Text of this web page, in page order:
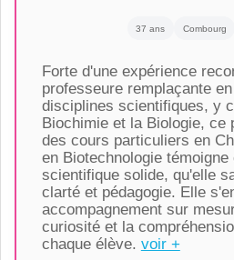
37 ans Combourg
Forte d'une expérience
professeure remplaçante
disciplines scientifiques, y
Biochimie et la Biologie, ce
des cours particuliers en
en Biotechnologie
scientifique solide, qu'elle
clarté et pédagogie. Elle
accompagnement sur
curiosité et la
chaque élève. voir +